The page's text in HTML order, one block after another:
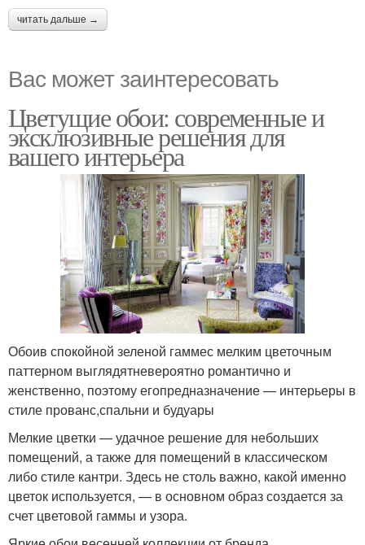
читать дальше →
Вас может заинтересовать
Цветущие обои: современные и
эксклюзивные решения для
вашего интерьера
Обоив спокойной зеленой гаммес мелким цветочным
паттерном выглядятневероятно романтично и
женственно, поэтому егопредназначение — интерьеры в
стиле прованс,спальни и будуары
Мелкие цветки — удачное решение для небольших
помещений, а также для помещений в классическом
либо стиле кантри. Здесь не столь важно, какой именно
цветок используется, — в основном образ создается за
счет цветовой гаммы и узора.